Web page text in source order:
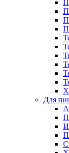
Для